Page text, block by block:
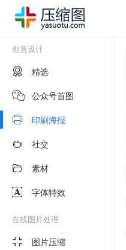
创意设计
精选
公众号首图
印刷海报
社交
素材
字体特效
在线图片处理
图片压缩